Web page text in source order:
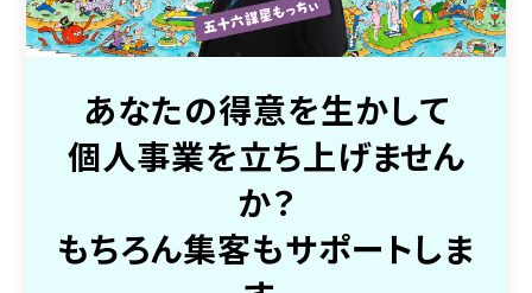
あなたの得意を生かして
個人事業を立ち上げません
か？
もちろん集客もサポートしま